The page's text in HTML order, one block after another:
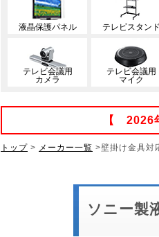
液晶保護パネル テレビスタンド
テレビ会議用
カメラ
テレビ会議用
マイク
【 2026
トップ > メーカー一覧 >壁掛け金具対
ソニー製